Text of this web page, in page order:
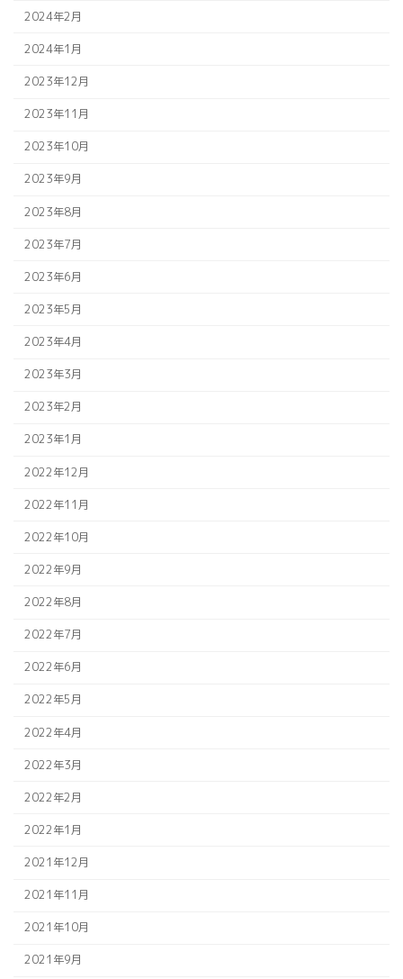
2024年2月
2024年1月
2023年12月
2023年11月
2023年10月
2023年9月
2023年8月
2023年7月
2023年6月
2023年5月
2023年4月
2023年3月
2023年2月
2023年1月
2022年12月
2022年11月
2022年10月
2022年9月
2022年8月
2022年7月
2022年6月
2022年5月
2022年4月
2022年3月
2022年2月
2022年1月
2021年12月
2021年11月
2021年10月
2021年9月